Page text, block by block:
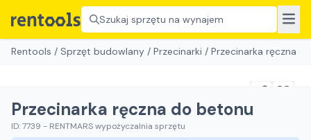
Szukaj sprzętu na wynajem
Rentools / Sprzęt budowlany / Przecinarki / Przecinarka ręczna
Przecinarka ręczna do betonu
ID:7739 - RENTMARS wypożyczalnia sprzętu